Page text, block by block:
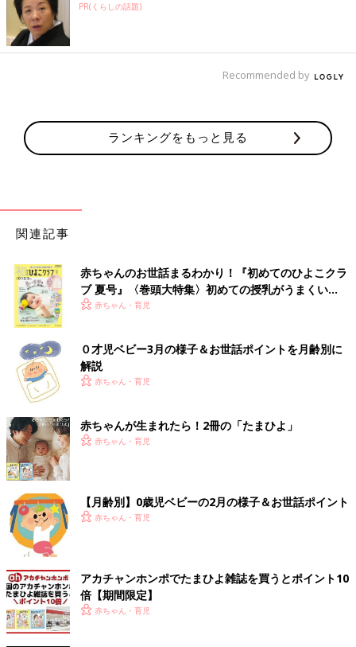
PR(くらしの話題)
Recommended by
ランキングをもっと見る
関連記事
赤ちゃんのお世話まるわかり！『初めてのひよこクラ
ブ 夏号』〈巻頭大特集〉初めての授乳がうまくい
く！ おっぱい・ミルクの基本と夏のトラブル 解決テ
赤ちゃん・育児
０才児ベビー3月の様子＆お世話ポイントを月齢別に
解説
赤ちゃん・育児
赤ちゃんが生まれたら！2冊の「たまひよ」
赤ちゃん・育児
【月齢別】0歳児ベビーの2月の様子＆お世話ポイント
赤ちゃん・育児
アカチャンホンポでたまひよ雑誌を買うとポイント10
倍【期間限定】
赤ちゃん・育児